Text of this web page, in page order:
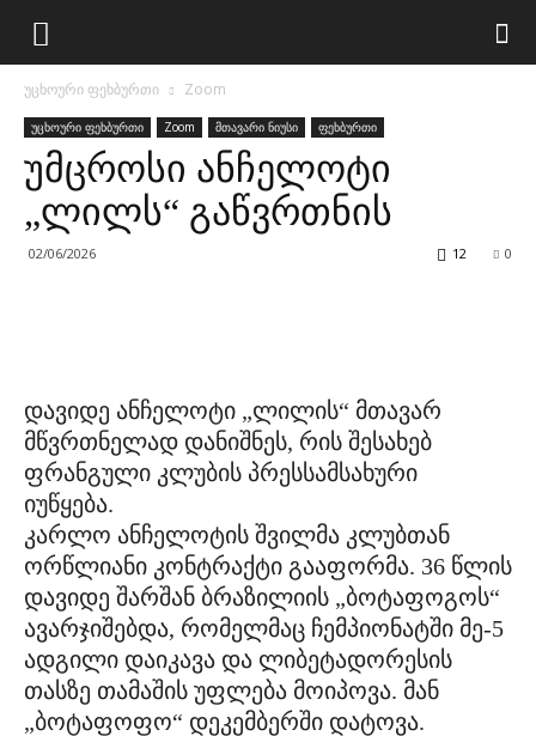
უცხოური ფეხბურთი Zoom
უცხოური ფეხბურთი Zoom მთავარი ნიუსი ფეხბურთი
უმცროსი ანჩელოტი
„ლილს“ გაწვრთნის
02/06/2026 0
12
დავიდე ანჩელოტი „ლილის“ მთავარ
მწვრთნელად დანიშნეს, რის შესახებ
ფრანგული კლუბის პრესსამსახური
იუწყება.
კარლო ანჩელოტის შვილმა კლუბთან
ორწლიანი კონტრაქტი გააფორმა. 36 წლის
დავიდე შარშან ბრაზილიის „ბოტაფოგოს“
ავარჯიშებდა, რომელმაც ჩემპიონატში მე-5
ადგილი დაიკავა და ლიბეტადორესის
თასზე თამაშის უფლება მოიპოვა. მან
„ბოტაფოფო“ დეკემბერში დატოვა.